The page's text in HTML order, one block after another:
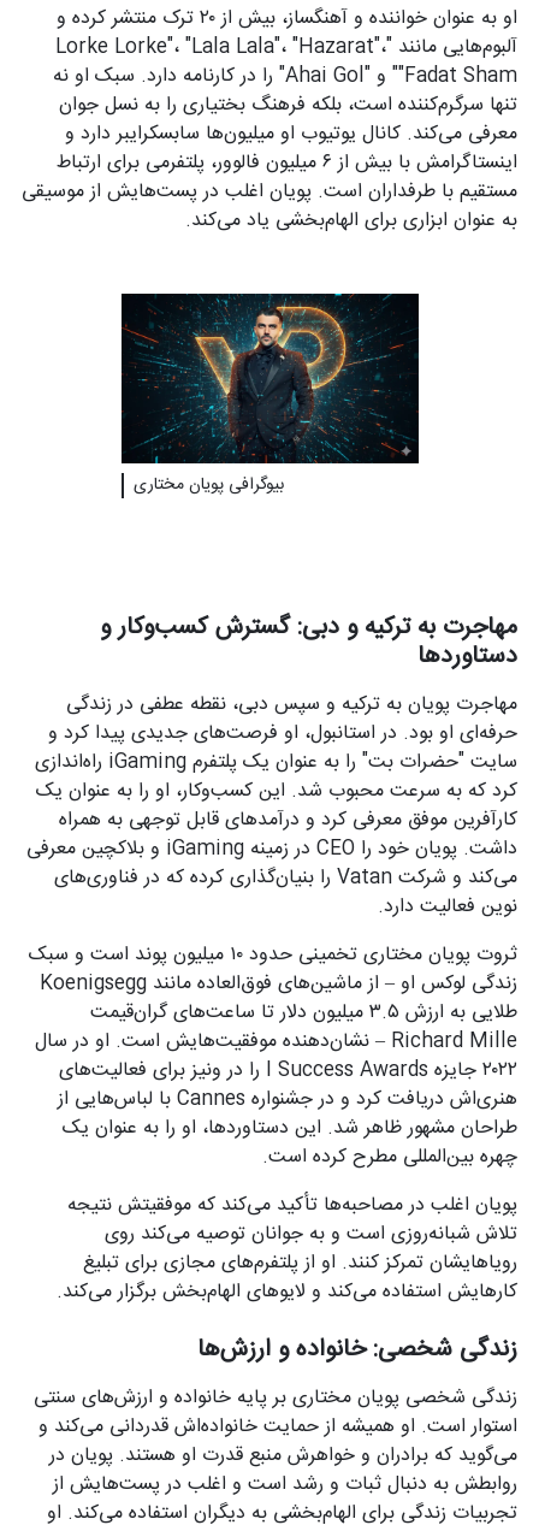
او به عنوان خواننده و آهنگساز، بیش از ۲۰ ترک منتشر کرده و
آلبوم‌هایی مانند "Lorke Lorke"، "Lala Lala"، "Hazarat"،
"Fadat Sham" و "Ahai Gol" را در کارنامه دارد. سبک او نه
تنها سرگرم‌کننده است، بلکه فرهنگ بختیاری را به نسل جوان
معرفی می‌کند. کانال یوتیوب او میلیون‌ها سابسکرایبر دارد و
اینستاگرامش با بیش از ۶ میلیون فالوور، پلتفرمی برای ارتباط
مستقیم با طرفداران است. پویان اغلب در پست‌هایش از موسیقی
به عنوان ابزاری برای الهام‌بخشی یاد می‌کند.
بیوگرافی پویان مختاری
مهاجرت به ترکیه و دبی: گسترش کسب‌وکار و
دستاوردها
مهاجرت پویان به ترکیه و سپس دبی، نقطه عطفی در زندگی
حرفه‌ای او بود. در استانبول، او فرصت‌های جدیدی پیدا کرد و
سایت "حضرات بت" را به عنوان یک پلتفرم iGaming راه‌اندازی
کرد که به سرعت محبوب شد. این کسب‌وکار، او را به عنوان یک
کارآفرین موفق معرفی کرد و درآمدهای قابل توجهی به همراه
داشت. پویان خود را CEO در زمینه iGaming و بلاکچین معرفی
می‌کند و شرکت Vatan را بنیان‌گذاری کرده که در فناوری‌های
نوین فعالیت دارد.
ثروت پویان مختاری تخمینی حدود ۱۰ میلیون پوند است و سبک
زندگی لوکس او – از ماشین‌های فوق‌العاده مانند Koenigsegg
طلایی به ارزش ۳.۵ میلیون دلار تا ساعت‌های گران‌قیمت
Richard Mille – نشان‌دهنده موفقیت‌هایش است. او در سال
۲۰۲۲ جایزه I Success Awards را در ونیز برای فعالیت‌های
هنری‌اش دریافت کرد و در جشنواره Cannes با لباس‌هایی از
طراحان مشهور ظاهر شد. این دستاوردها، او را به عنوان یک
چهره بین‌المللی مطرح کرده است.
پویان اغلب در مصاحبه‌ها تأکید می‌کند که موفقیتش نتیجه
تلاش شبانه‌روزی است و به جوانان توصیه می‌کند روی
رویاهایشان تمرکز کنند. او از پلتفرم‌های مجازی برای تبلیغ
کارهایش استفاده می‌کند و لایوهای الهام‌بخش برگزار می‌کند.
زندگی شخصی: خانواده و ارزش‌ها
زندگی شخصی پویان مختاری بر پایه خانواده و ارزش‌های سنتی
استوار است. او همیشه از حمایت خانواده‌اش قدردانی می‌کند و
می‌گوید که برادران و خواهرش منبع قدرت او هستند. پویان در
روابطش به دنبال ثبات و رشد است و اغلب در پست‌هایش از
تجربیات زندگی برای الهام‌بخشی به دیگران استفاده می‌کند. او